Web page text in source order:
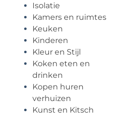
Isolatie
Kamers en ruimtes
Keuken
Kinderen
Kleur en Stijl
Koken eten en
drinken
Kopen huren
verhuizen
Kunst en Kitsch